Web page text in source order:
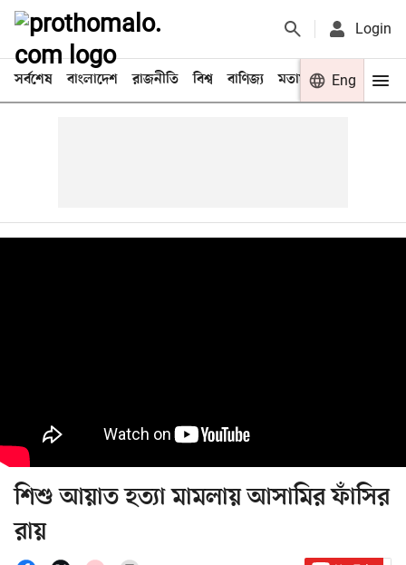
Login
সর্বশেষ বাংলাদেশ রাজনীতি বিশ্ব বাণিজ্য মতামত খেলা
Eng
শিশু আয়াত হত্যা মামলায় আসামির ফাঁসির
রায়